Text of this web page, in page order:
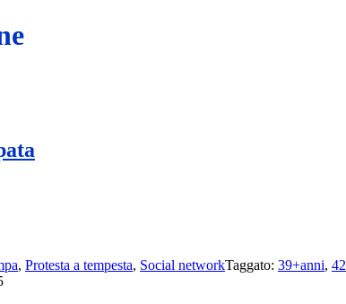
, Protesta a tempesta, Social networkTaggato: 39+anni,